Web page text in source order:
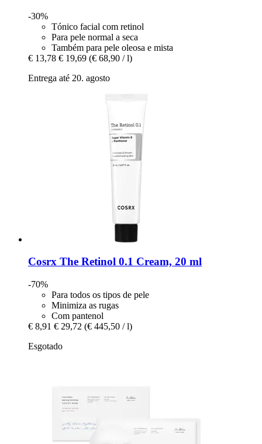
-30%
Tónico facial com retinol
Para pele normal a seca
Também para pele oleosa e mista
€ 13,78 € 19,69 (€ 68,90 / l)
Entrega até 20. agosto
Cosrx The Retinol 0.1 Cream, 20 ml
-70%
Para todos os tipos de pele
Minimiza as rugas
Com pantenol
€ 8,91 € 29,72 (€ 445,50 / l)
Esgotado